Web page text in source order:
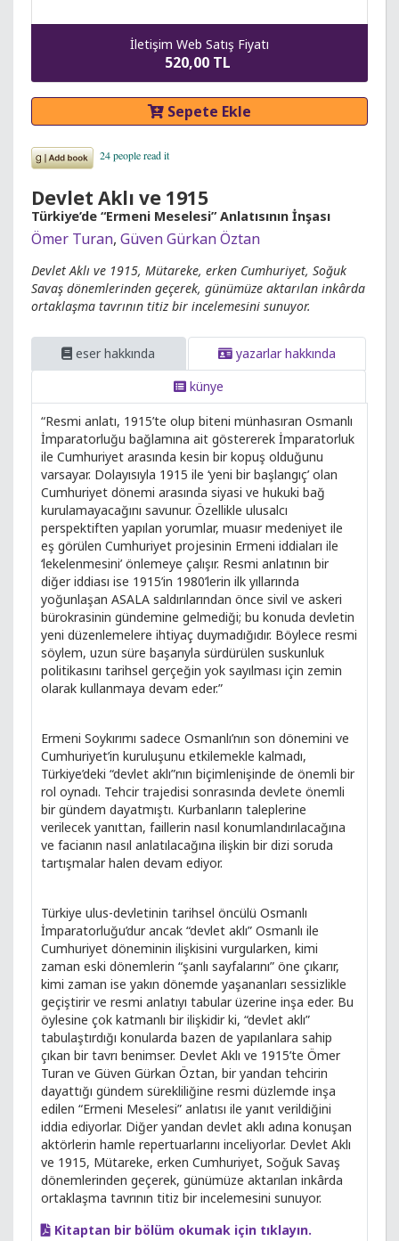
İletişim Web Satış Fiyatı
520,00 TL
Sepete Ekle
Devlet Aklı ve 1915
Türkiye’de “Ermeni Meselesi” Anlatısının İnşası
Ömer Turan, Güven Gürkan Öztan
Devlet Aklı ve 1915, Mütareke, erken Cumhuriyet, Soğuk
Savaş dönemlerinden geçerek, günümüze aktarılan inkârda
ortaklaşma tavrının titiz bir incelemesini sunuyor.
eser hakkında
yazarlar hakkında
künye
“Resmi anlatı, 1915’te olup biteni münhasıran Osmanlı
İmparatorluğu bağlamına ait göstererek İmparatorluk
ile Cumhuriyet arasında kesin bir kopuş olduğunu
varsayar. Dolayısıyla 1915 ile ‘yeni bir başlangıç’ olan
Cumhuriyet dönemi arasında siyasi ve hukuki bağ
kurulamayacağını savunur. Özellikle ulusalcı
perspektiften yapılan yorumlar, muasır medeniyet ile
eş görülen Cumhuriyet projesinin Ermeni iddiaları ile
‘lekelenmesini’ önlemeye çalışır. Resmi anlatının bir
diğer iddiası ise 1915’in 1980’lerin ilk yıllarında
yoğunlaşan ASALA saldırılarından önce sivil ve askeri
bürokrasinin gündemine gelmediği; bu konuda devletin
yeni düzenlemelere ihtiyaç duymadığıdır. Böylece resmi
söylem, uzun süre başarıyla sürdürülen suskunluk
politikasını tarihsel gerçeğin yok sayılması için zemin
olarak kullanmaya devam eder.”
Ermeni Soykırımı sadece Osmanlı’nın son dönemini ve
Cumhuriyet’in kuruluşunu etkilemekle kalmadı,
Türkiye’deki “devlet aklı”nın biçimlenişinde de önemli bir
rol oynadı. Tehcir trajedisi sonrasında devlete önemli
bir gündem dayatmıştı. Kurbanların taleplerine
verilecek yanıttan, faillerin nasıl konumlandırılacağına
ve facianın nasıl anlatılacağına ilişkin bir dizi soruda
tartışmalar halen devam ediyor.
Türkiye ulus-devletinin tarihsel öncülü Osmanlı
İmparatorluğu’dur ancak “devlet aklı” Osmanlı ile
Cumhuriyet döneminin ilişkisini vurgularken, kimi
zaman eski dönemlerin “şanlı sayfalarını” öne çıkarır,
kimi zaman ise yakın dönemde yaşananları sessizlikle
geçiştirir ve resmi anlatıyı tabular üzerine inşa eder. Bu
öylesine çok katmanlı bir ilişkidir ki, “devlet aklı”
tabulaştırdığı konularda bazen de yapılanlara sahip
çıkan bir tavrı benimser. Devlet Aklı ve 1915’te Ömer
Turan ve Güven Gürkan Öztan, bir yandan tehcirin
dayattığı gündem sürekliliğine resmi düzlemde inşa
edilen “Ermeni Meselesi” anlatısı ile yanıt verildiğini
iddia ediyorlar. Diğer yandan devlet aklı adına konuşan
aktörlerin hamle repertuarlarını inceliyorlar. Devlet Aklı
ve 1915, Mütareke, erken Cumhuriyet, Soğuk Savaş
dönemlerinden geçerek, günümüze aktarılan inkârda
ortaklaşma tavrının titiz bir incelemesini sunuyor.
Kitaptan bir bölüm okumak için tıklayın.